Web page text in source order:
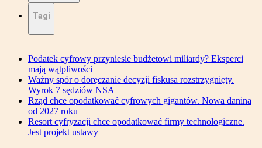
Tagi
Podatek cyfrowy przyniesie budżetowi miliardy? Eksperci
mają wątpliwości
Ważny spór o doręczanie decyzji fiskusa rozstrzygnięty.
Wyrok 7 sędziów NSA
Rząd chce opodatkować cyfrowych gigantów. Nowa danina
od 2027 roku
Resort cyfryzacji chce opodatkować firmy technologiczne.
Jest projekt ustawy